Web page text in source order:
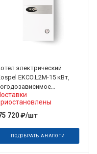
электрический
EKCO.L2M-15 кВт,
3х380 В
720₽/шт
ПОДОБРАТЬ АНАЛОГИ